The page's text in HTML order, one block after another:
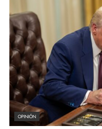
OPINIÓN